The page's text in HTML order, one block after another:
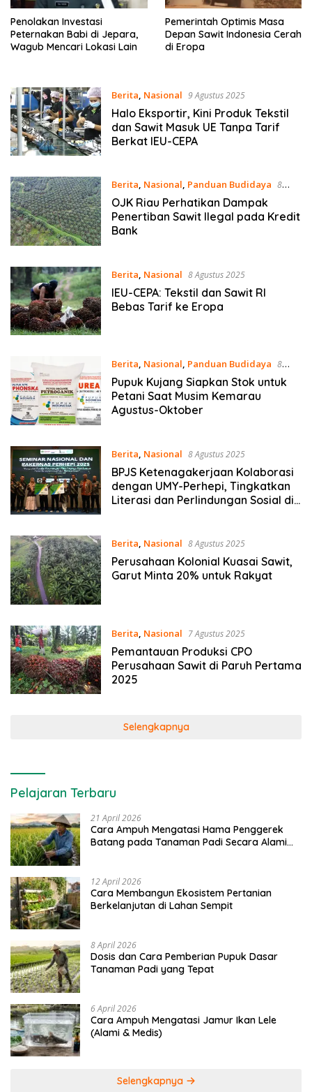
Penolakan Investasi
Peternakan Babi di Jepara,
Wagub Mencari Lokasi Lain
Pemerintah Optimis Masa
Depan Sawit Indonesia Cerah
di Eropa
Berita, Nasional 9 Agustus 2025
Halo Eksportir, Kini Produk Tekstil
dan Sawit Masuk UE Tanpa Tarif
Berkat IEU-CEPA
Berita, Nasional, Panduan Budidaya 8
Agustus 2025
OJK Riau Perhatikan Dampak
Penertiban Sawit Ilegal pada Kredit
Bank
Berita, Nasional 8 Agustus 2025
IEU-CEPA: Tekstil dan Sawit RI
Bebas Tarif ke Eropa
Berita, Nasional, Panduan Budidaya 8
Agustus 2025
Pupuk Kujang Siapkan Stok untuk
Petani Saat Musim Kemarau
Agustus-Oktober
Berita, Nasional 8 Agustus 2025
BPJS Ketenagakerjaan Kolaborasi
dengan UMY-Perhepi, Tingkatkan
Literasi dan Perlindungan Sosial di
Berita, Nasional 8 Agustus 2025
Perusahaan Kolonial Kuasai Sawit,
Garut Minta 20% untuk Rakyat
Berita, Nasional 7 Agustus 2025
Pemantauan Produksi CPO
Perusahaan Sawit di Paruh Pertama
2025
Selengkapnya
Pelajaran Terbaru
21 April 2026
Cara Ampuh Mengatasi Hama Penggerek
Batang pada Tanaman Padi Secara Alami
12 April 2026
Cara Membangun Ekosistem Pertanian
Berkelanjutan di Lahan Sempit
8 April 2026
Dosis dan Cara Pemberian Pupuk Dasar
Tanaman Padi yang Tepat
6 April 2026
Cara Ampuh Mengatasi Jamur Ikan Lele
(Alami & Medis)
Selengkapnya